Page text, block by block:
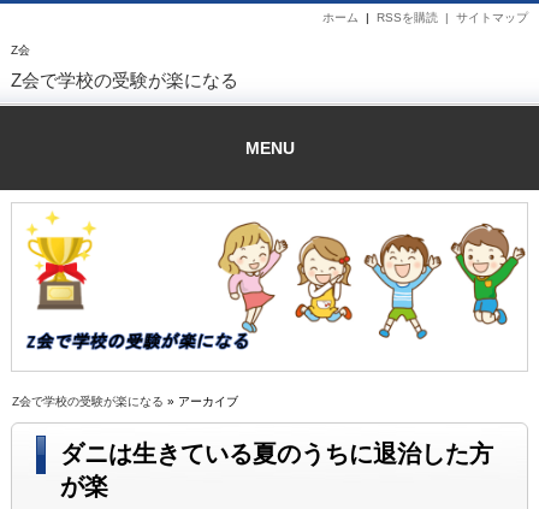
Z会
サイトマップ
RSSを購読 |
ホーム |
Z会で学校の受験が楽になる
MENU
Z会で学校の受験が楽になる » アーカイブ
ダニは生きている夏のうちに退治した方
が楽